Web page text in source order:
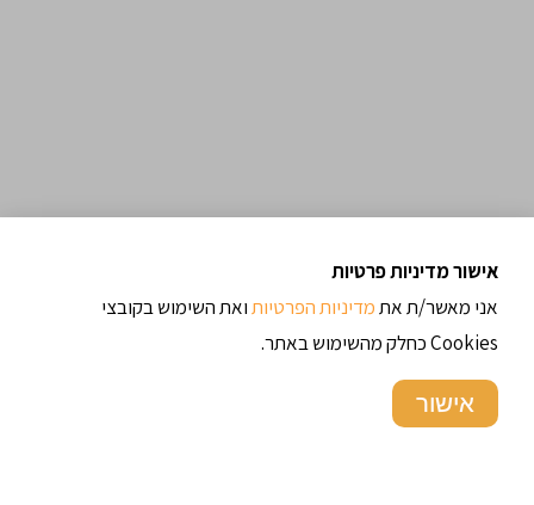
קטגוריות
אישור מדיניות פרטיות
אני מאשר/ת אתמדיניות הפרטיותואת השימוש בקובצי
Cookies כחלק מהשימוש באתר.
אישור